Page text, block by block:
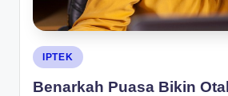
Posted
in
IPTEK
Benarkah Puasa Bikin